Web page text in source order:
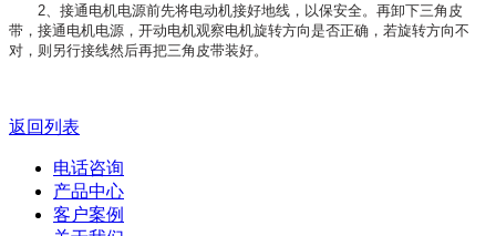
2、接通电机电源前先将电动机接好地线，以保安全。再卸下三角皮
带，接通电机电源，开动电机观察电机旋转方向是否正确，若旋转方向不
对，则另行接线然后再把三角皮带装好。
返回列表
电话咨询
产品中心
客户案例